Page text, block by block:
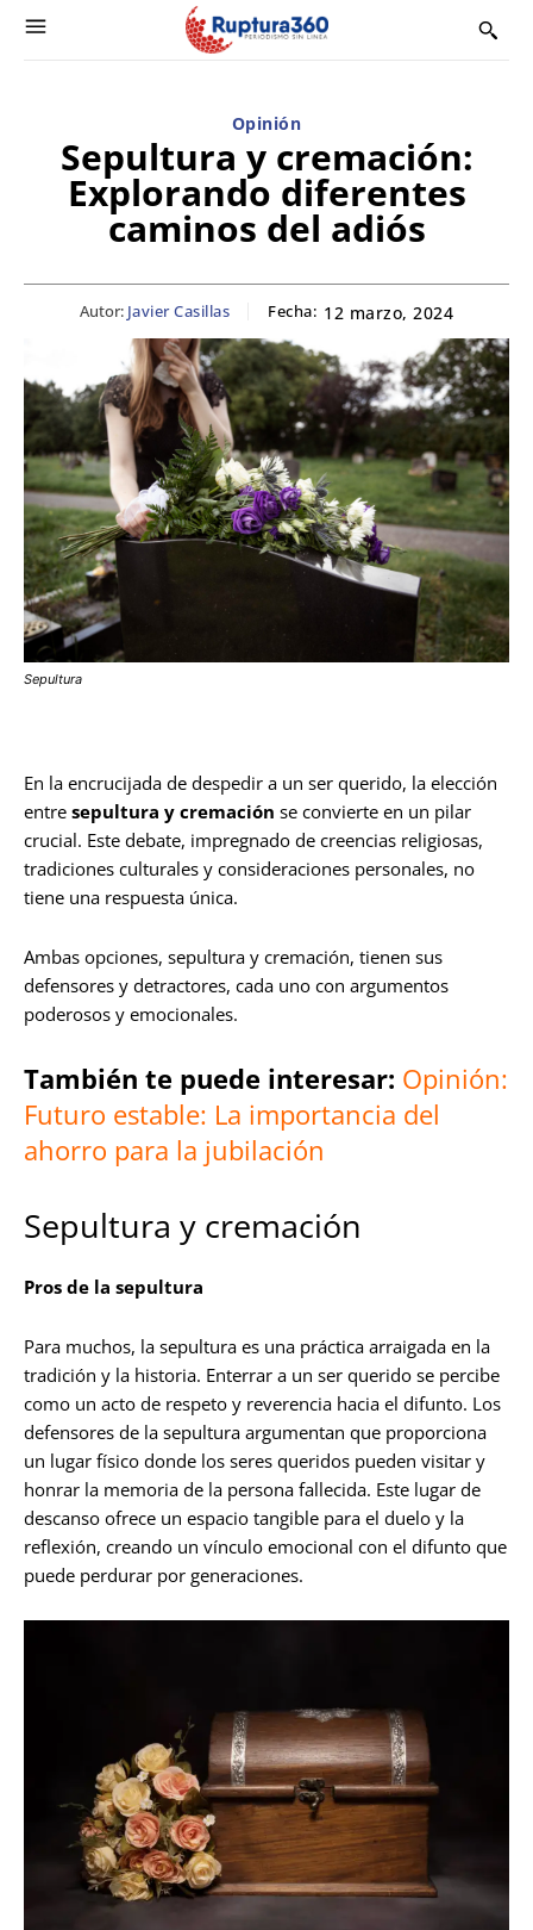
Opinión
Sepultura y cremación:
Explorando diferentes
caminos del adiós
Autor: Javier Casillas Fecha: 12 marzo, 2024
Sepultura
En la encrucijada de despedir a un ser querido, la elección
entre sepultura y cremación se convierte en un pilar
crucial. Este debate, impregnado de creencias religiosas,
tradiciones culturales y consideraciones personales, no
tiene una respuesta única.
Ambas opciones, sepultura y cremación, tienen sus
defensores y detractores, cada uno con argumentos
poderosos y emocionales.
También te puede interesar: Opinión:
Futuro estable: La importancia del
ahorro para la jubilación
Sepultura y cremación
Pros de la sepultura
Para muchos, la sepultura es una práctica arraigada en la
tradición y la historia. Enterrar a un ser querido se percibe
como un acto de respeto y reverencia hacia el difunto. Los
defensores de la sepultura argumentan que proporciona
un lugar físico donde los seres queridos pueden visitar y
honrar la memoria de la persona fallecida. Este lugar de
descanso ofrece un espacio tangible para el duelo y la
reflexión, creando un vínculo emocional con el difunto que
puede perdurar por generaciones.